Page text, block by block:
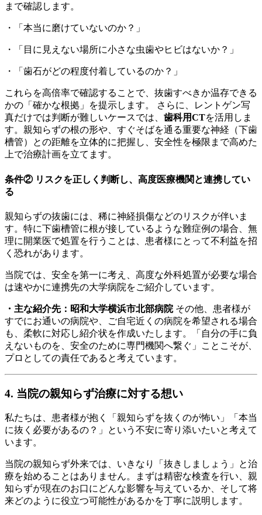
まで確認します。
・「本当に磨けていないのか？」
・「目に見えない場所に小さな虫歯やヒビはないか？」
・「歯石がどの程度付着しているのか？」
これらを高倍率で確認することで、抜歯すべきか温存できる
かの「確かな根拠」を提示します。 さらに、レントゲン写
真だけでは判断が難しいケースでは、 歯科用CTを活用しま
す。親知らずの根の形や、すぐそばを通る重要な神経（下歯
槽管）との距離を立体的に把握し、安全性を極限まで高めた
上で治療計画を立てます。
条件② リスクを正しく判断し、高度医療機関と連携してい
る
親知らずの抜歯には、稀に神経損傷などのリスクが伴いま
す。特に下歯槽管に根が接しているような難症例の場合、無
理に開業医で処置を行うことは、患者様にとって不利益を招
く恐れがあります。
当院では、安全を第一に考え、高度な外科処置が必要な場合
は速やかに連携先の大学病院をご紹介しています。
・主な紹介先：昭和大学横浜市北部病院その他、患者様が
すでにお通いの病院や、ご自宅近くの病院を希望される場合
も、柔軟に対応し紹介状を作成いたします。「自分の手に負
えないものを、安全のために専門機関へ繋ぐ」ことこそが、
プロとしての責任であると考えています。
4. 当院の親知らず治療に対する想い
私たちは、患者様が抱く「親知らずを抜くのが怖い」「本当
に抜く必要があるの？」という不安に寄り添いたいと考えて
います。
当院の親知らず外来では、いきなり「抜きしましょう」と治
療を始めることはありません。まずは精密な検査を行い、親
知らずが現在のお口にどんな影響を与えているか、そして将
来どのように役立つ可能性があるかを丁寧に説明します。